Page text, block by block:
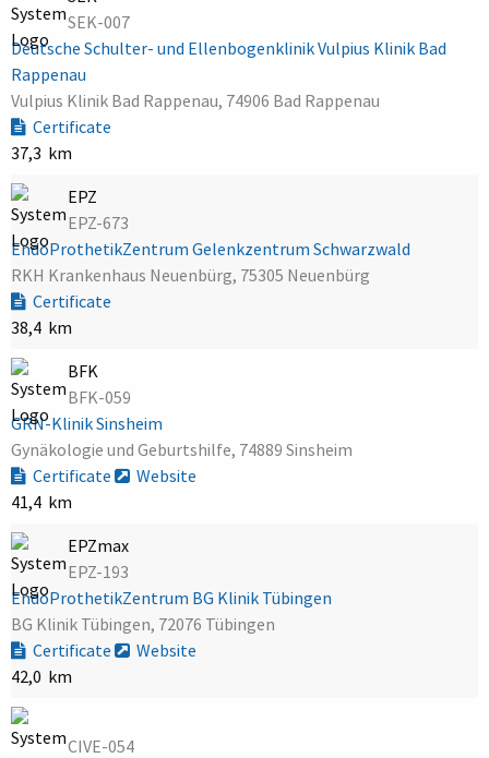
SEK-007
Deutsche Schulter- und Ellenbogenklinik Vulpius Klinik Bad
Rappenau
Vulpius Klinik Bad Rappenau, 74906 Bad Rappenau
Certificate
37,3 km
EPZ
EPZ-673
EndoProthetikZentrum Gelenkzentrum Schwarzwald
RKH Krankenhaus Neuenbürg, 75305 Neuenbürg
Certificate
38,4 km
BFK
BFK-059
GRN-Klinik Sinsheim
Gynäkologie und Geburtshilfe, 74889 Sinsheim
Certificate
Website
41,4 km
EPZmax
EPZ-193
EndoProthetikZentrum BG Klinik Tübingen
BG Klinik Tübingen, 72076 Tübingen
Certificate
Website
42,0 km
CIVE-054